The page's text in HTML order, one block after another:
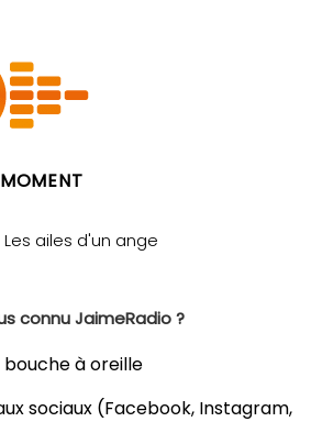
connu JaimeRadio ?
à oreille
sociaux (Facebook, Instagram,